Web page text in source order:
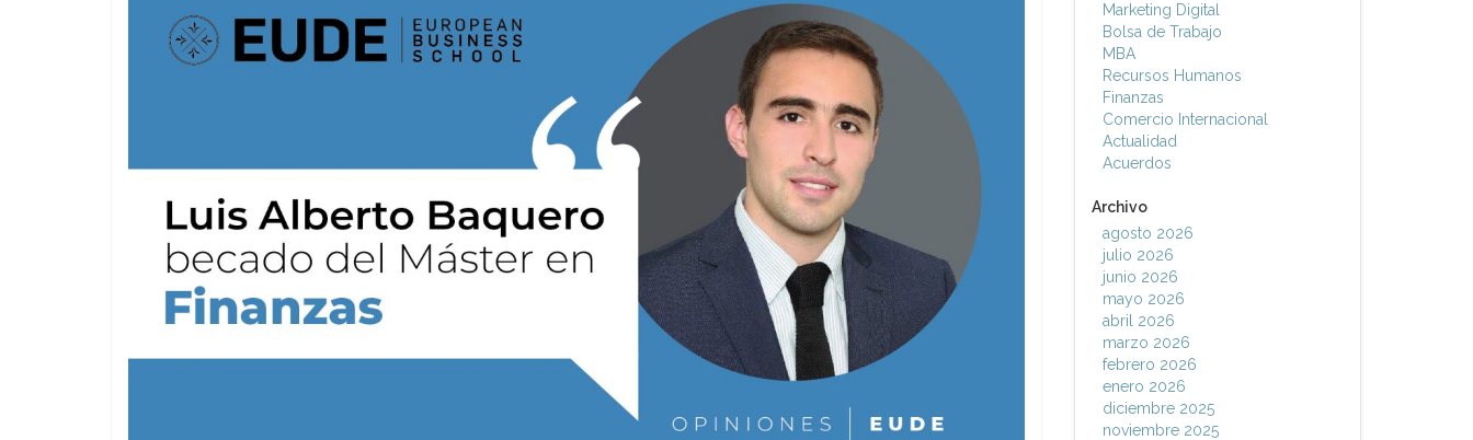
Marketing Digital
Bolsa de Trabajo
MBA
Recursos Humanos
Finanzas
Comercio Internacional
Actualidad
Acuerdos
Archivo
agosto 2026
julio 2026
junio 2026
mayo 2026
abril 2026
marzo 2026
febrero 2026
enero 2026
diciembre 2025
noviembre 2025